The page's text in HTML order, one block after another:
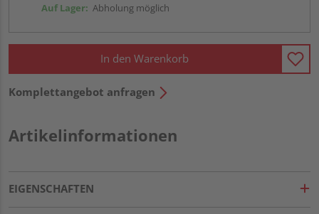
Auf Lager: Abholung möglich
In den Warenkorb
Komplettangebot anfragen
Artikelinformationen
EIGENSCHAFTEN